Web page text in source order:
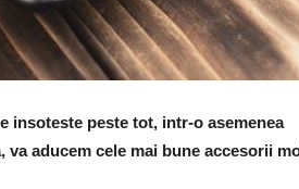
insoteste peste tot, intr-o asemenea
va aducem cele mai bune accesorii